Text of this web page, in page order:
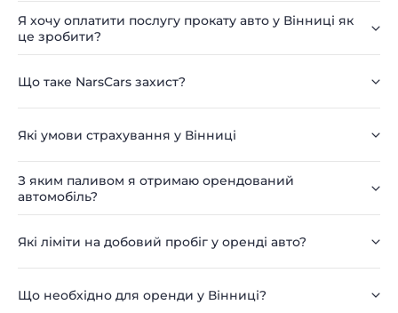
Я хочу оплатити послугу прокату авто у Вінниці як
це зробити?
Що таке NarsCars захист?
Які умови страхування у Вінниці
З яким паливом я отримаю орендований
автомобіль?
Які ліміти на добовий пробіг у оренді авто?
Що необхідно для оренди у Вінниці?